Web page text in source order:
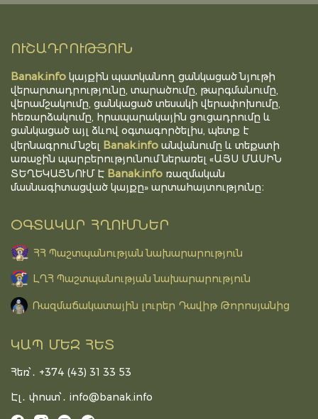
ՈՒՇԱԴՐՈՒԹՅՈՒՆ
Banak.info կայքին պատկանող ցանկացած նյութի
վերարտադրությունը, տարածումը, թարգմանումը,
վերամշակումը, ցանկացած տեսակի վերափոխումը,
հեռարձակումը, հրապարակային ցուցադրումը և
ցանկացած այլ ձևով օգտագործելիս, պետք է
վերնագրում նշել Banak.info անվանումը և տեքստի
առաջին պարբերությունում ներառել «ԱՅՍ ՄԱՍԻՆ
ՏԵՂԵԿԱՑՆՈՒՄ Է Banak.info ռազմական
մասնագիտացված կայքը» արտահայտությունը։
ՕԳՏԱԿԱՐ ՀՂՈՒՄՆԵՐ
ՀՀ Պաշտպանության նախարարություն
ԼՂՀ Պաշտպանության նախարարություն
Ռազմաճակատային լուրեր Դավիթ Թորոսյանից
ԿԱՊ ՄԵԶ ՀԵՏ
Հեռ՝․ +374 (43) 31 33 53
Էլ․ փոստ՝․ info@banak.info